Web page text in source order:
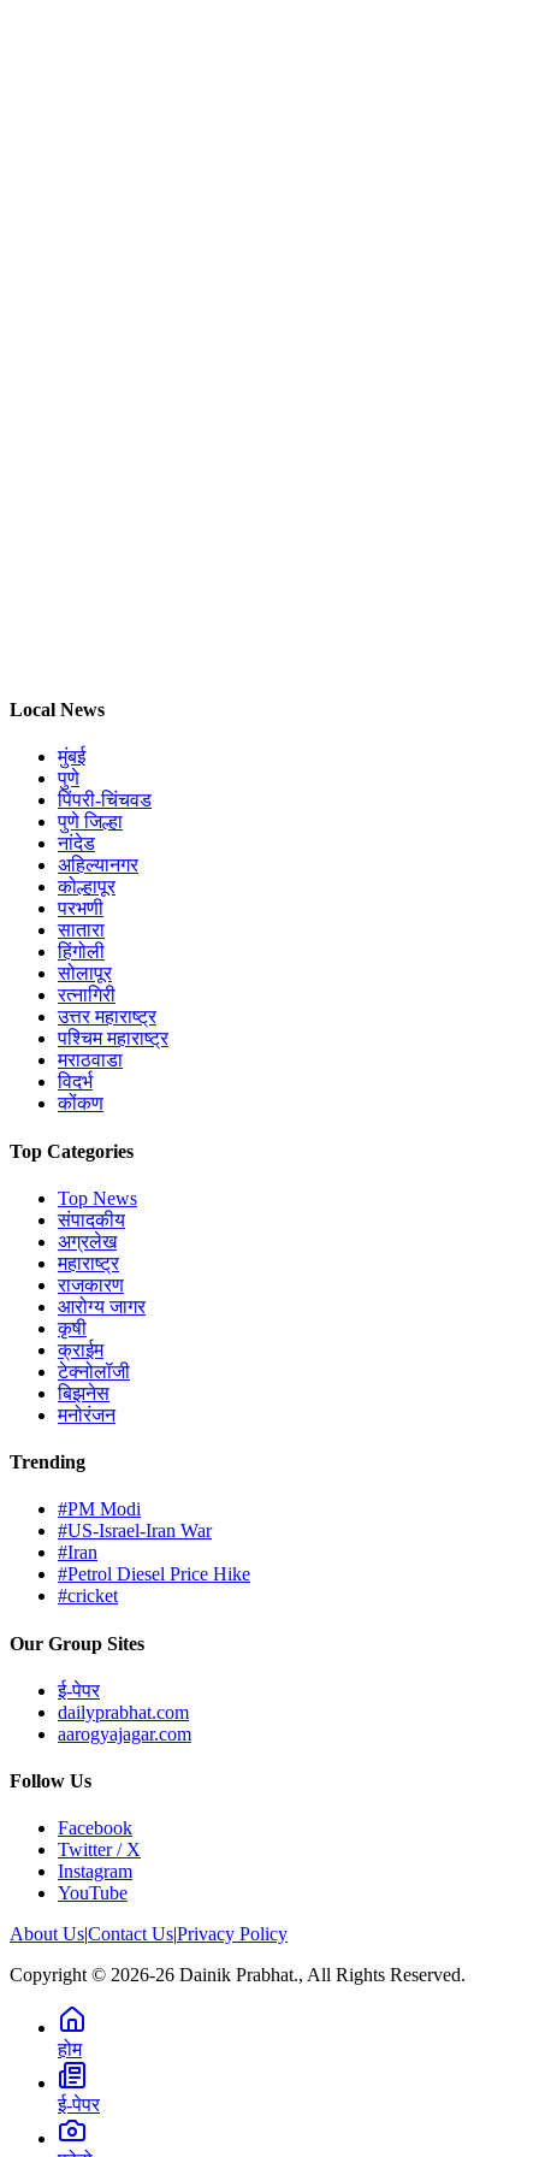
Local News
मुंबई
पुणे
पिंपरी-चिंचवड
पुणे जिल्हा
नांदेड
अहिल्यानगर
कोल्हापूर
परभणी
सातारा
हिंगोली
सोलापूर
रत्नागिरी
उत्तर महाराष्ट्र
पश्चिम महाराष्ट्र
मराठवाडा
विदर्भ
कोंकण
Top Categories
Top News
संपादकीय
अग्रलेख
महाराष्ट्र
राजकारण
आरोग्य जागर
कृषी
क्राईम
टेक्नोलॉजी
बिझनेस
मनोरंजन
Trending
#PM Modi
#US-Israel-Iran War
#Iran
#Petrol Diesel Price Hike
#cricket
Our Group Sites
ई-पेपर
dailyprabhat.com
aarogyajagar.com
Follow Us
Facebook
Twitter / X
Instagram
YouTube
About Us|Contact Us|Privacy Policy
Copyright © 2026-26 Dainik Prabhat., All Rights Reserved.
होम
ई-पेपर